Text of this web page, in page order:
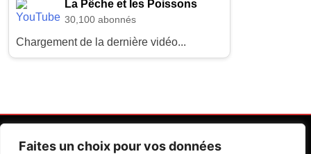
Faites un choix pour vos données
La Pêche et les Poissons
30,100 abonnés
Chargement de la dernière vidéo...